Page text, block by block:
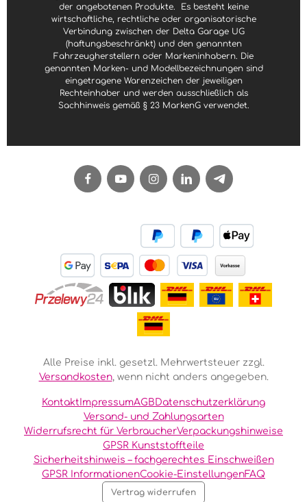
der angebotenen Produkte.
Es besteht keine
wirtschaftliche, rechtliche oder organisatorische
Verbindung zwischen der Delta Garage UG
(haftungsbeschränkt) und den genannten
Fahrzeugherstellern oder Markeninhabern. Die
genannten Marken- und Modellbezeichnungen sind
eingetragene Warenzeichen der jeweiligen
Rechteinhaber und werden ausschließlich als
Sachhinweis gemäß § 23 MarkenG verwendet.
Alle Preise inkl. gesetzl. Mehrwertsteuer zzgl.
Versandkosten, wenn nicht anders angegeben.
Kontakt ImpressumAGB Datenschutzerklärung
Versand- und Zahlungsarten
Widerrufsrecht für VerbraucherVerpackungshinweise
GPSR Kunststoffteile
Sicherheitshinweis – fachgerechtes Einschweißen
GPSR InformationenCookie-EinstellungenFAQ
Vertrag widerrufen